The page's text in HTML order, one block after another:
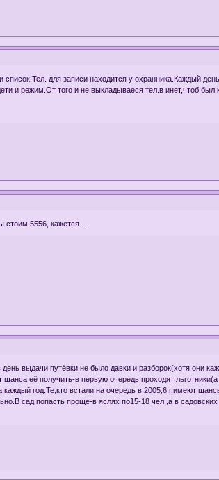
для записи находится у охранника.Каждый
и режим.От того и не выкладываеся тел.в инет,чтоб
5556, кажется...
выдачи путёвки не было давки и разборок(хотя они
шанса её получить-в первую очередь проходят
год.Те,кто встали на очередь в 2005,6.г.имеют
сад попасть проще-в яслях по15-18 чел.,а в